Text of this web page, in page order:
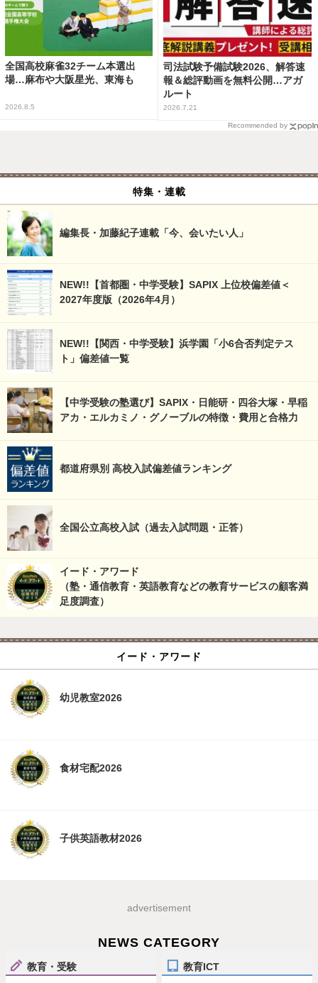
全国高校麻雀32チーム本選出
場…麻布や大阪星光、東海も
2026.8.5
司法試験予備試験2026、解答速
報＆総評動画を無料公開…アガ
ルート
2026.7.21
Recommended by
特集・連載
編集長・加藤紀子連載「今、会いたい人」
NEW!!【首都圏・中学受験】SAPIX 上位校偏差値＜
2027年度版（2026年4月）
NEW!!【関西・中学受験】浜学園「小6合否判定テス
ト」偏差値一覧
【中学受験の塾選び】SAPIX・日能研・四谷大塚・早稲
アカ・エルカミノ・グノーブルの特徴・費用と合格力
都道府県別 高校入試偏差値ランキング
全国公立高校入試（過去入試問題・正答）
イード・アワード
（塾・通信教育・英語教育などの教育サービスの顧客満
足度調査）
イード・アワード
幼児教室2026
食材宅配2026
子供英語教材2026
advertisement
NEWS CATEGORY
教育・受験 教育ICT